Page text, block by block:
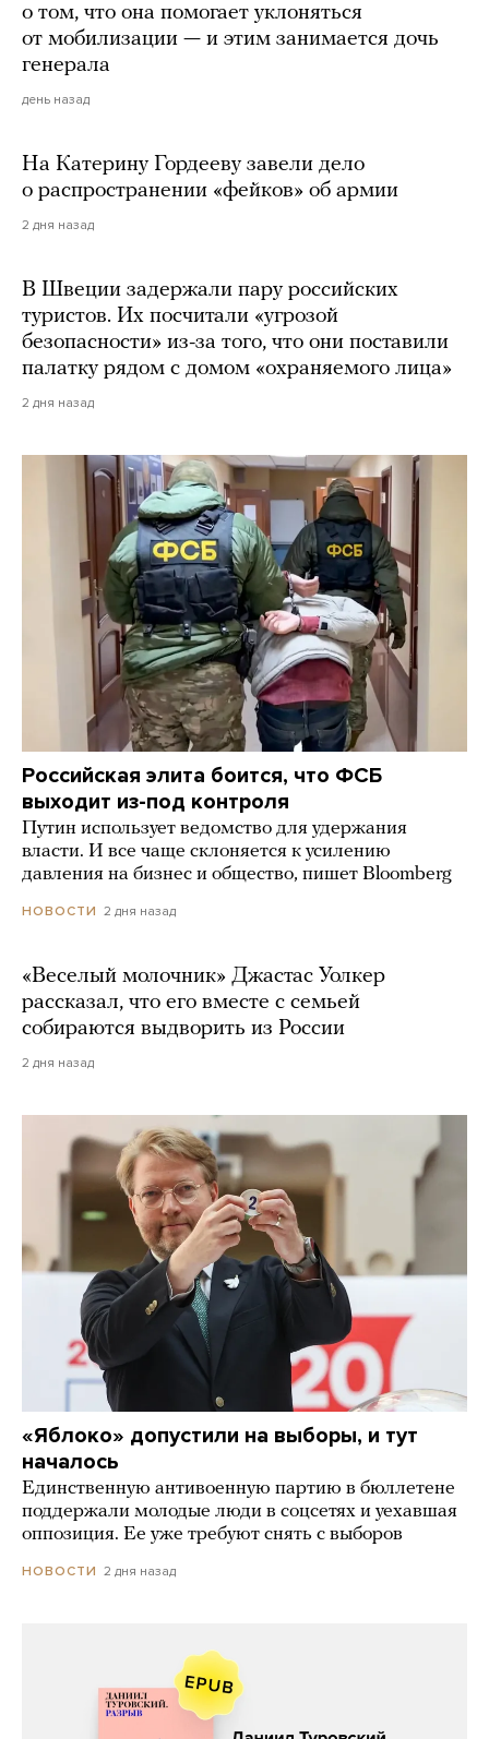
о том, что она помогает уклоняться
от мобилизации — и этим занимается дочь
генерала
день назад
На Катерину Гордееву завели дело
о распространении «фейков» об армии
2 дня назад
В Швеции задержали пару российских
туристов. Их посчитали «угрозой
безопасности» из-за того, что они поставили
палатку рядом с домом «охраняемого лица»
2 дня назад
Российская элита боится, что ФСБ
выходит из-под контроля
Путин использует ведомство для удержания
власти. И все чаще склоняется к усилению
давления на бизнес и общество, пишет Bloomberg
НОВОСТИ 2 дня назад
«Веселый молочник» Джастас Уолкер
рассказал, что его вместе с семьей
собираются выдворить из России
2 дня назад
«Яблоко» допустили на выборы, и тут
началось
Единственную антивоенную партию в бюллетене
поддержали молодые люди в соцсетях и уехавшая
оппозиция. Ее уже требуют снять с выборов
НОВОСТИ 2 дня назад